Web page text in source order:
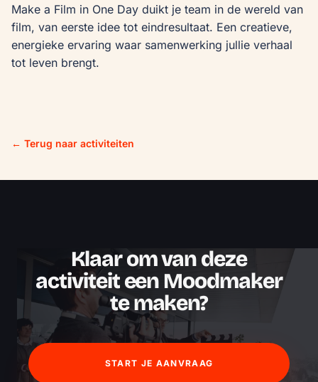
Make a Film in One Day duikt je team in de wereld van
film, van eerste idee tot eindresultaat. Een creatieve,
energieke ervaring waar samenwerking jullie verhaal
tot leven brengt.
← Terug naar activiteiten
Klaar om van deze
activiteit een Moodmaker
te maken?
START JE AANVRAAG